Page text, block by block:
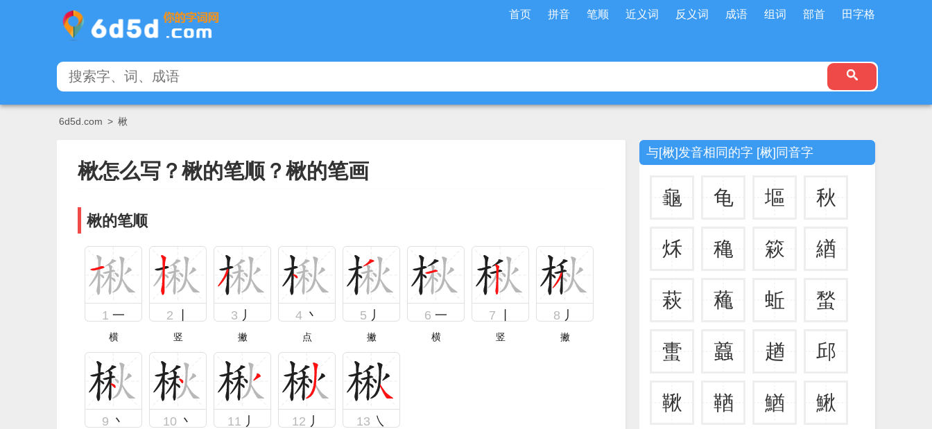
首页 拼音 笔顺 近义词 反义词 成语 组词 部首 田字格
6d5d.com > 楸
楸怎么写？楸的笔顺？楸的笔画
楸的笔顺
1 一
横
2
竖
3 丿
撇
4 丶
点
5 丿
撇
6 一
横
7
竖
8 丿
撇
9 丶 10 丶 11 丿 12 丿 13 ㇏
与[楸]发音相同的字 [楸]同音字
龜 龟 塸 秋
秌 穐 篍 緧
萩 蘒 蚯 蝵
蟗 蠤 趥 邱
鞦 鞧 鰌 鰍